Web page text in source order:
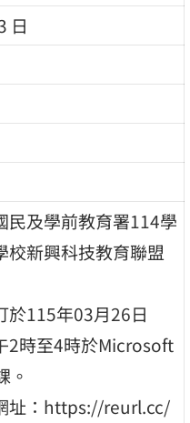
日
民及學前教育署114學
校新興科技教育聯盟
於115年03月26日
2時至4時於Microsoft
。
址：https://reurl.cc/